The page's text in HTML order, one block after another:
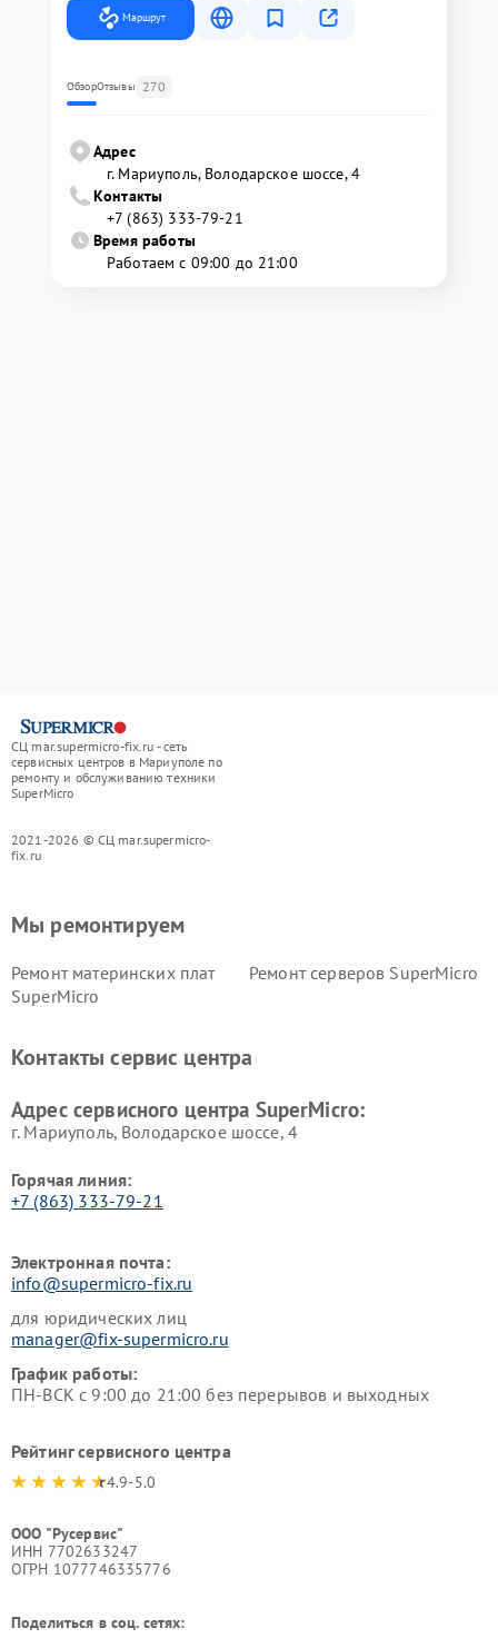
Маршрут
ОбзорОтзывы 270
Адрес
г. Мариуполь, Володарское шоссе, 4
Контакты
+7 (863) 333-79-21
Время работы
Работаем с 09:00 до 21:00
СЦ mar.supermicro-fix.ru - сеть
сервисных центров в Мариуполе по
ремонту и обслуживанию техники
SuperMicro
2021-2026 © СЦ mar.supermicro-
fix.ru
Мы ремонтируем
Ремонт материнских плат
SuperMicro
Ремонт серверов SuperMicro
Контакты сервис центра
Адрес сервисного центра SuperMicro:
г. Мариуполь, Володарское шоссе, 4
Горячая линия:
+7 (863) 333-79-21
Электронная почта:
info@supermicro-fix.ru
для юридических лиц
manager@fix-supermicro.ru
График работы:
ПН-ВСК с 9:00 до 21:00 без перерывов и выходных
Рейтинг сервисного центра
4.9-5.0
ООО "Русервис"
ИНН 7702633247
ОГРН 1077746335776
Поделиться в соц. сетях: